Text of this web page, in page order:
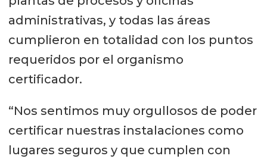
administrativas, y todas las áreas
cumplieron en totalidad con los puntos
requeridos por el organismo
certificador.
“Nos sentimos muy orgullosos de poder
certificar nuestras instalaciones como
lugares seguros y que cumplen con